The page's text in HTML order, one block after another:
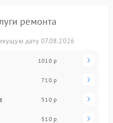
ремонта
дату 07.08.2026
1010 р
710 р
510 р
510 р